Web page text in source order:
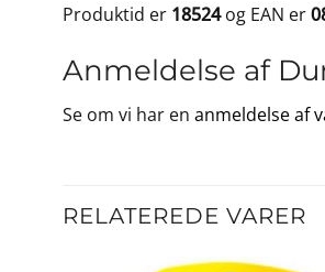
Produktid er 18524og EAN er
Anmeldelse af
Se om vi har en anmeldelse af
RELATEREDE VARER